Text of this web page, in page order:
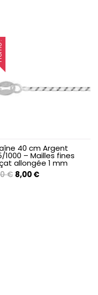
!
40 cm Argent
1000 – Mailles fines
allongée 1 mm
€ Le
8,00€Le